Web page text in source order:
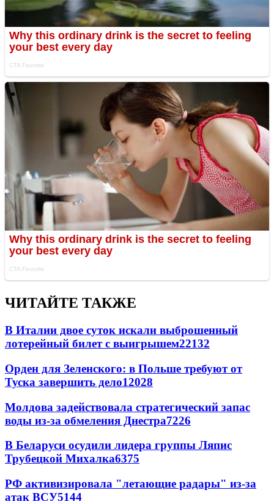
ЧИТАЙТЕ ТАКЖЕ
В Италии двое суток искали выброшенный
лотерейный билет с выигрышем22132
Орден для Зеленского: в Польше требуют от
Туска завершить дело12028
Молдова задействовала стратегический запас
воды из-за обмеления Днестра7226
В Беларуси осудили лидера группы Ляпис
Трубецкой Михалка6375
РФ активизировала "летающие радары" из-за
атак ВСУ5144